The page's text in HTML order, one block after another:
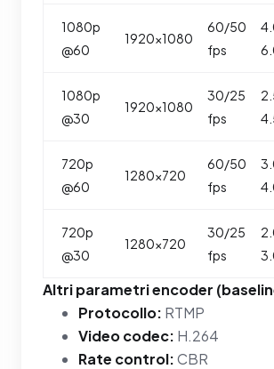
1080p
@60
1920×1080
60/50
fps
1080p
@30
1920×1080
30/25
fps
720p
@60
1280×720
60/50
fps
720p
@30
1280×720
30/25
fps
Altri parametri encoder
Protocollo: RTMP
Video codec: H.264
Rate control:CBR